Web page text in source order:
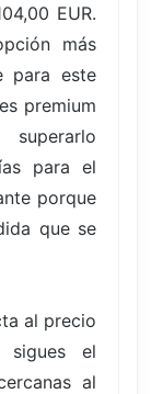
EUR.
más
para este
premium
para el
porque
que se
al precio
el
al